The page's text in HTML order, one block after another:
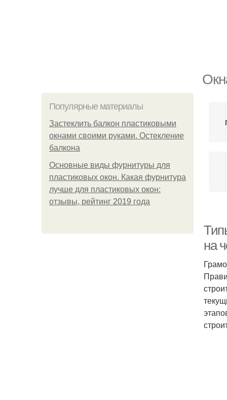
Популярные материалы
Застеклить балкон пластиковыми
окнами своими руками. Остекление
балкона
Основные виды фурнитуры для
пластиковых окон. Какая фурнитура
лучше для пластиковых окон:
отзывы, рейтинг 2019 года
на